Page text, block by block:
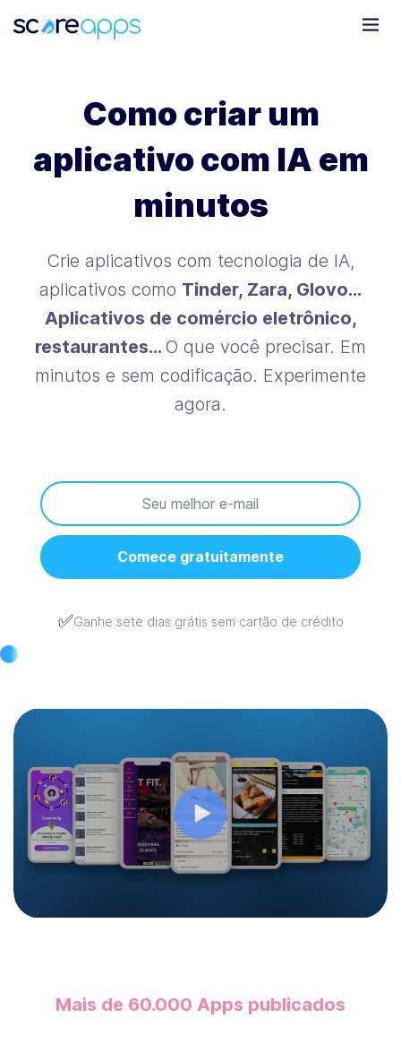
Como criar um
aplicativo com IA em
minutos
Crie aplicativos com tecnologia de IA,
aplicativos como Tinder, Zara, Glovo…
Aplicativos de comércio eletrônico,
restaurantes… O que você precisar. Em
minutos e sem codificação. Experimente
agora.
Comece gratuitamente
✅Ganhe sete dias grátis sem cartão de crédito
Mais de 60.000 Apps publicados